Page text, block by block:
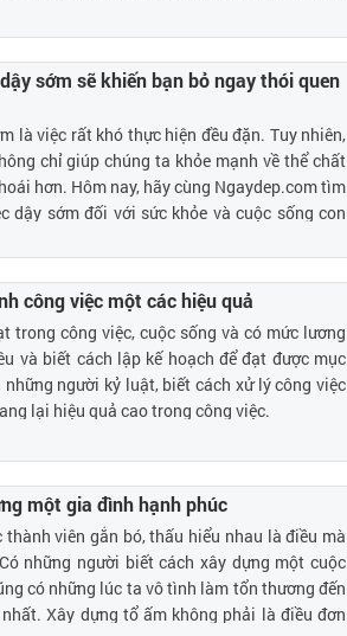
mình hoàn thiện bản thân qua bài viết dưới
sớm sẽ khiến bạn bỏ ngay thói quen
là việc rất khó thực hiện đều đặn. Tuy nhiên,
chỉ giúp chúng ta khỏe mạnh về thể chất
hơn. Hôm nay, hãy cùng Ngaydep.com tìm
dậy sớm đối với sức khỏe và cuộc sống con
công việc một các hiệu quả
trong công việc, cuộc sống và có mức lương
và biết cách lập kế hoạch để đạt được mục
người kỷ luật, biết cách xử lý công việc
lại hiệu quả cao trong công việc.
một gia đình hạnh phúc
viên gắn bó, thấu hiểu nhau là điều mà
những người biết cách xây dựng một cuộc
có những lúc ta vô tình làm tổn thương đến
Xây dựng tổ ấm không phải là điều đơn